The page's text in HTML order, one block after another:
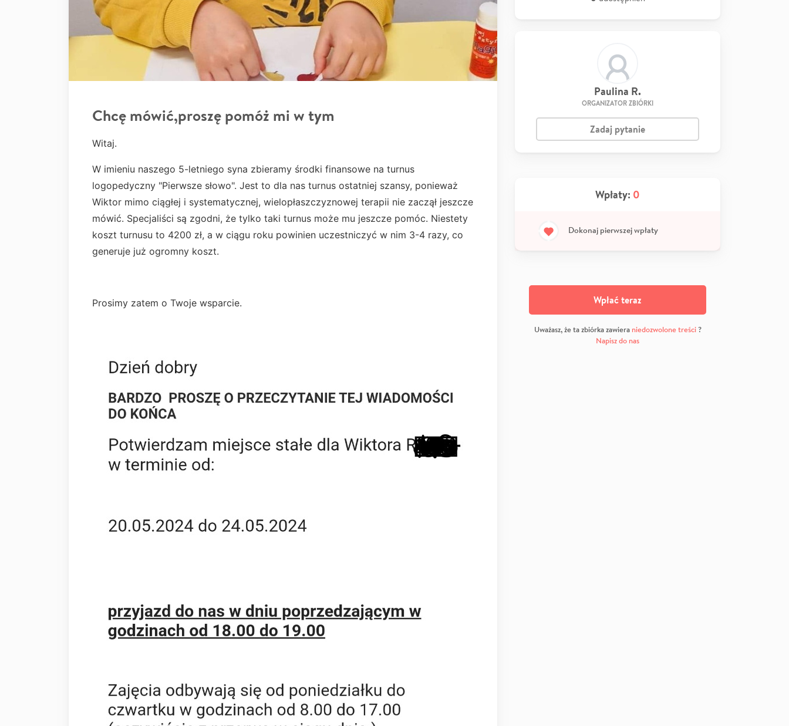
Chcę mówić,proszę pomóż mi w tym
Witaj.
W imieniu naszego 5-letniego syna zbieramy środki finansowe na turnus
logopedyczny "Pierwsze słowo". Jest to dla nas turnus ostatniej szansy, ponieważ
Wiktor mimo ciągłej i systematycznej, wielopłaszczyznowej terapii nie zaczął jeszcze
mówić. Specjaliści są zgodni, że tylko taki turnus może mu jeszcze pomóc. Niestety
koszt turnusu to 4200 zł, a w ciągu roku powinien uczestniczyć w nim 3-4 razy, co
generuje już ogromny koszt.
Prosimy zatem o Twoje wsparcie.
Paulina R.
ORGANIZATOR ZBIÓRKI
Zadaj pytanie
Wpłaty: 0
Dokonaj pierwszej wpłaty
Wpłać teraz
Uważasz, że ta zbiórka zawiera niedozwolone treści?
Napisz do nas